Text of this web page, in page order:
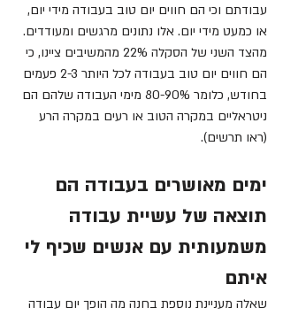
עבודתם וכי הם חווים יום טוב בעבודה מידי יום,
או כמעט מידי יום. אלו נתונים מרגשים ומעודדים.
מהצד השני של הסקלה 22% מהמשיבים ציינו, כי
הם חווים יום טוב בעבודה לכל היותר 2-3 פעמים
בחודש, כלומר 80-90% מימי העבודה שלהם הם
ניטראליים במקרה הטוב או רעים במקרה הרע
(ראו תרשים).
ימים מאושרים בעבודה הם
תוצאה של עשיית עבודה
משמעותית עם אנשים שכיף לי
איתם
שאלה מעניינת נוספת בחנה מה הופך יום עבודה